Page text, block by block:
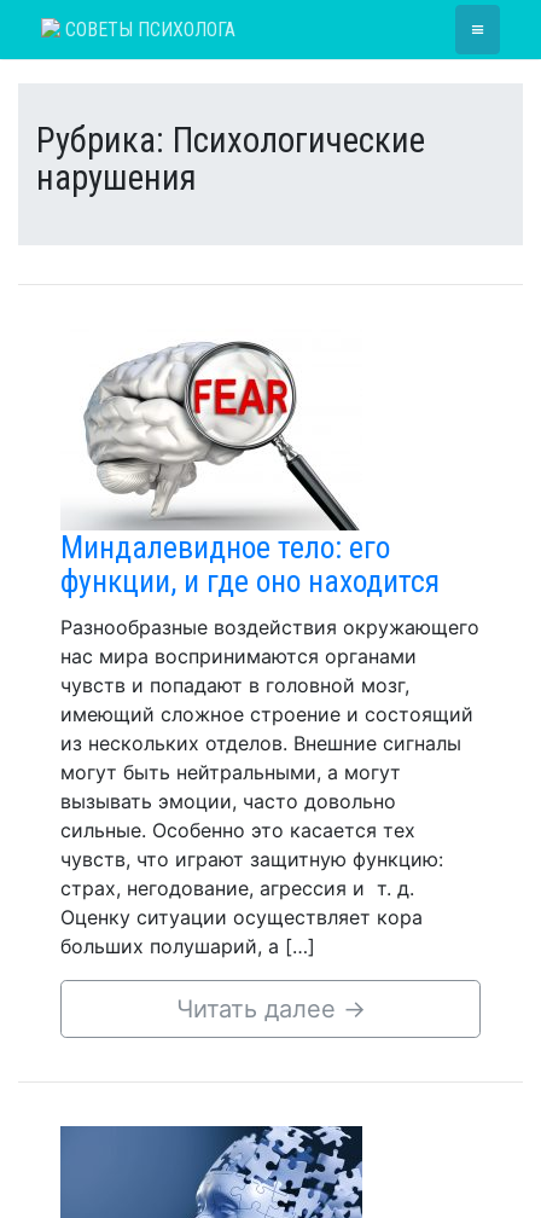
СОВЕТЫ ПСИХОЛОГА ≡
Рубрика: Психологические
нарушения
Миндалевидное тело: его
функции, и где оно находится
Разнообразные воздействия окружающего
нас мира воспринимаются органами
чувств и попадают в головной мозг,
имеющий сложное строение и состоящий
из нескольких отделов. Внешние сигналы
могут быть нейтральными, а могут
вызывать эмоции, часто довольно
сильные. Особенно это касается тех
чувств, что играют защитную функцию:
страх, негодование, агрессия и т. д.
Оценку ситуации осуществляет кора
больших полушарий, а […]
Читать далее →